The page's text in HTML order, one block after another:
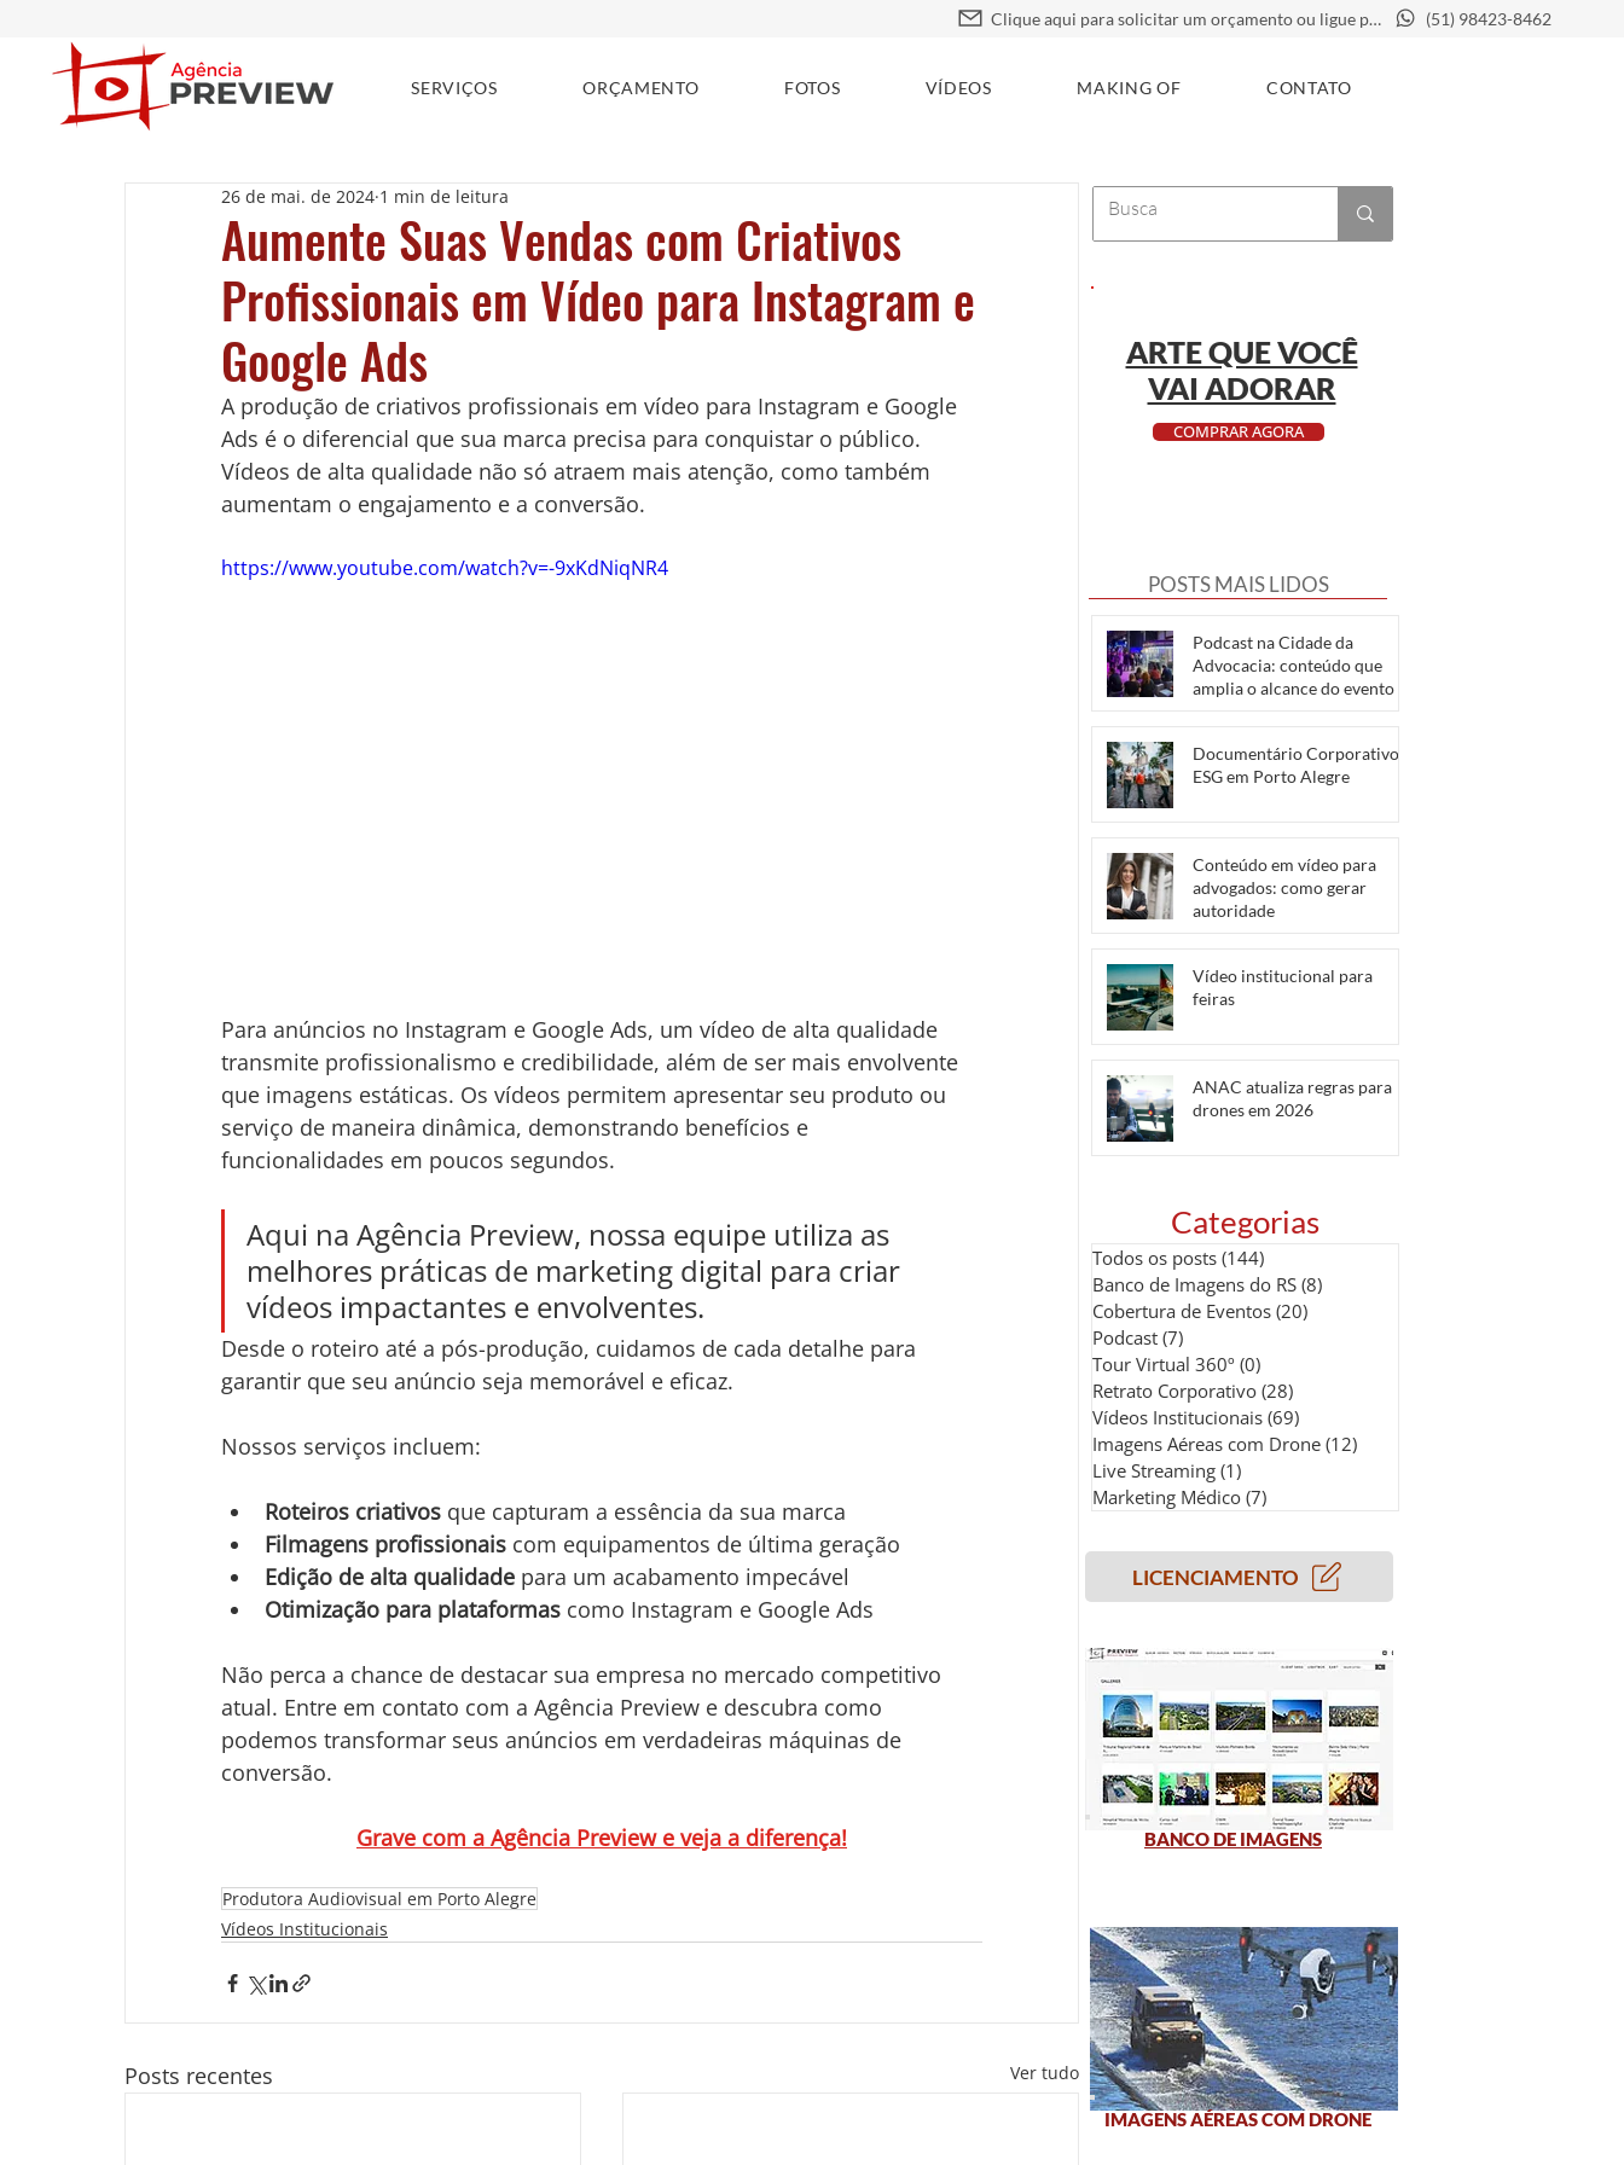
Clique aqui para solicitar um orçamento ou ligue para (51) 98423-8462
SERVIÇOS ORÇAMENTO FOTOS VÍDEOS MAKING OF CONTATO
Aumente Suas Vendas com Criativos
Profissionais em Vídeo para Instagram e
Google Ads
26 de mai. de 2024 1 min de leitura
A produção de criativos profissionais em vídeo para Instagram e Google
Ads é o diferencial que sua marca precisa para conquistar o público.
Vídeos de alta qualidade não só atraem mais atenção, como também
aumentam o engajamento e a conversão.
https://www.youtube.com/watch?v=-9xKdNiqNR4
Para anúncios no Instagram e Google Ads, um vídeo de alta qualidade
transmite profissionalismo e credibilidade, além de ser mais envolvente
que imagens estáticas. Os vídeos permitem apresentar seu produto ou
serviço de maneira dinâmica, demonstrando benefícios e
funcionalidades em poucos segundos.
Aqui na Agência Preview, nossa equipe utiliza as
melhores práticas de marketing digital para criar
vídeos impactantes e envolventes.
Desde o roteiro até a pós-produção, cuidamos de cada detalhe para
garantir que seu anúncio seja memorável e eficaz.
Nossos serviços incluem:
Roteiros criativos que capturam a essência da sua marca
Filmagens profissionais com equipamentos de última geração
Edição de alta qualidade para um acabamento impecável
Otimização para plataformas como Instagram e Google Ads
Não perca a chance de destacar sua empresa no mercado competitivo
atual. Entre em contato com a Agência Preview e descubra como
podemos transformar seus anúncios em verdadeiras máquinas de
conversão.
Grave com a Agência Preview e veja a diferença!
Produtora Audiovisual em Porto Alegre
Vídeos Institucionais
Posts recentes Ver tudo
ARTE QUE VOCÊ
VAI ADORAR
COMPRAR AGORA
POSTS MAIS LIDOS
Podcast na Cidade da
Advocacia: conteúdo que
amplia o alcance do evento
Documentário Corporativo e
ESG em Porto Alegre
Conteúdo em vídeo para
advogados: como gerar
autoridade
Vídeo institucional para
feiras
ANAC atualiza regras para
drones em 2026
Categorias
Todos os posts (144)
Banco de Imagens do RS (8)
Cobertura de Eventos (20)
Podcast (7)
Tour Virtual 360º (0)
Retrato Corporativo (28)
Vídeos Institucionais (69)
Imagens Aéreas com Drone (12)
Live Streaming (1)
Marketing Médico (7)
LICENCIAMENTO
BANCO DE IMAGENS
IMAGENS AÉREAS COM DRONE